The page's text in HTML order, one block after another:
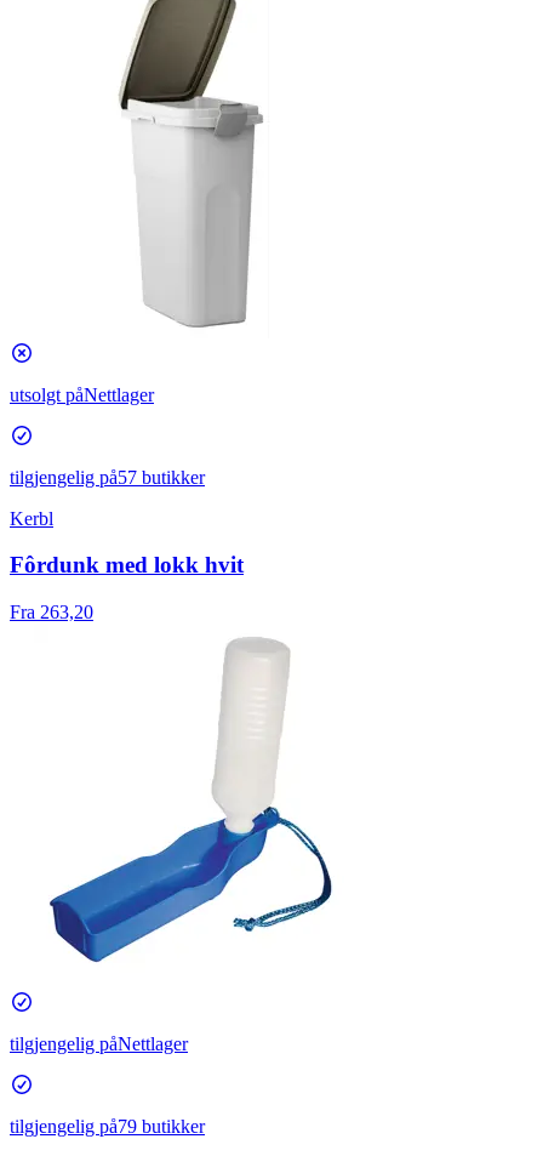
utsolgt påNettlager
tilgjengelig på57 butikker
Kerbl
Fôrdunk med lokk hvit
Fra 263,20
tilgjengelig påNettlager
tilgjengelig på79 butikker